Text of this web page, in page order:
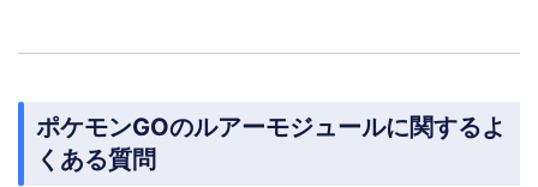
ポケモンGOのルアーモジュールに関するよ
くある質問